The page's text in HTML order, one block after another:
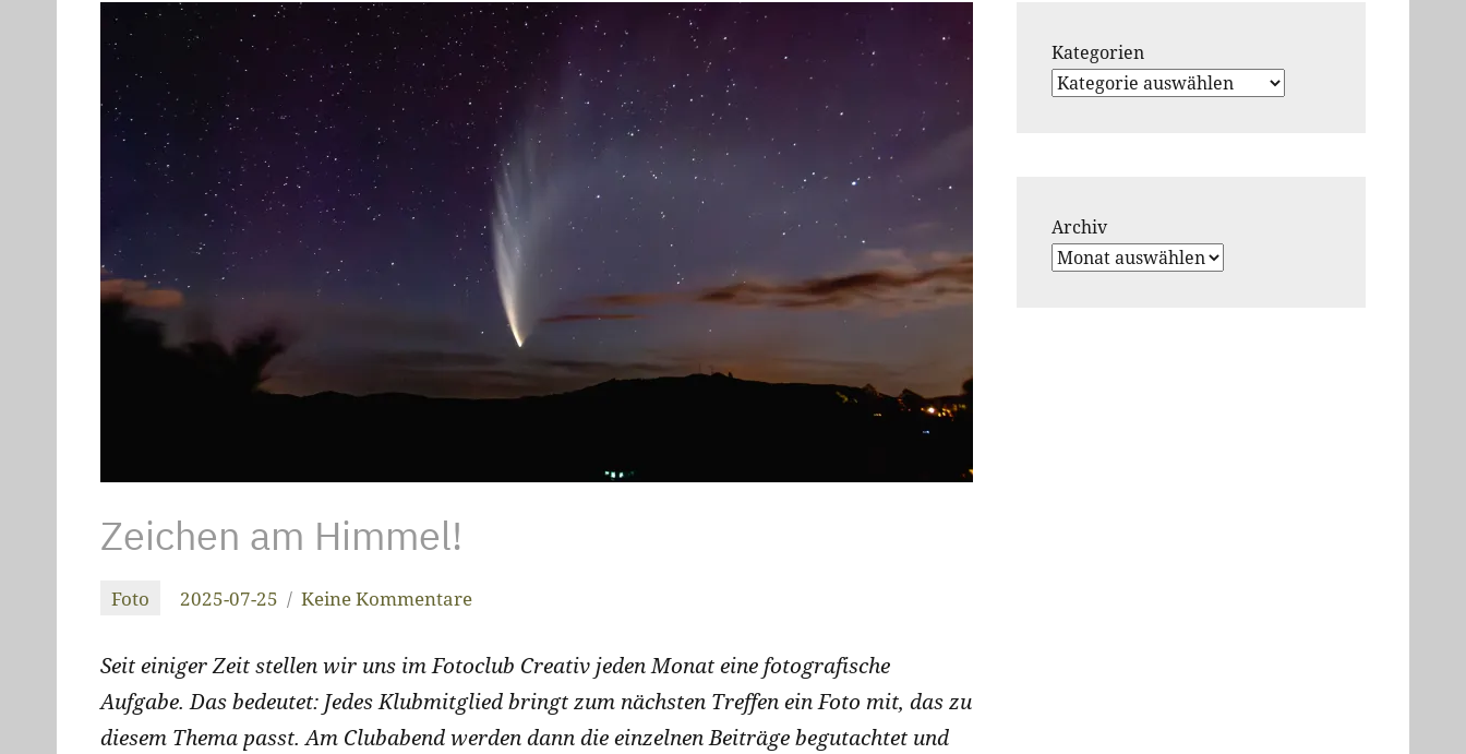
Zeichen am Himmel!
Foto 2025-07-25
christiandrab
Keine Kommentare
Seit einiger Zeit stellen wir uns im Fotoclub Creativ jeden Monat eine fotografische
Aufgabe. Das bedeutet: Jedes Klubmitglied bringt zum nächsten Treffen ein Foto mit, das zu
diesem Thema passt. Am Clubabend werden dann die einzelnen Beiträge begutachtet und
Kategorien
Archiv